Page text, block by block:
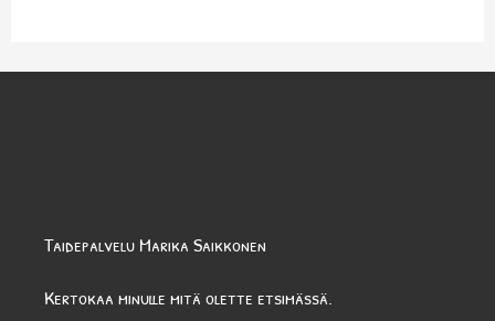
Taidepalvelu Marika Saikkonen
Kertokaa minulle mitä olette etsimässä.